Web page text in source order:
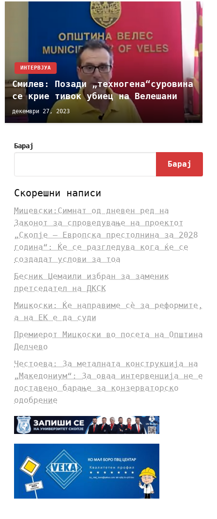
ИНТЕРВЈУА
Смилев: Позади „техногена“суровина
се крие тивок убиец на Велешани
декември 27, 2023
Барај
Барај
Скорешни написи
Мицевски:Симнат од дневен ред на
Законот за спроведување на проектот
„Скопје – Европска престолнина за 2028
година“: Ќе се разгледува кога ќе се
создадат услови за тоа
Бесник Џемаили избран за заменик
претседател на ДКСК
Мицкоски: Ќе направиме сè за реформите,
а на ЕК е да суди
Премиерот Мицкоски во посета на Општина
Делчево
Честоева: За металната конструкција на
„Македониум“: За оваа интервенција не е
доставено барање за конзерваторско
одобрение